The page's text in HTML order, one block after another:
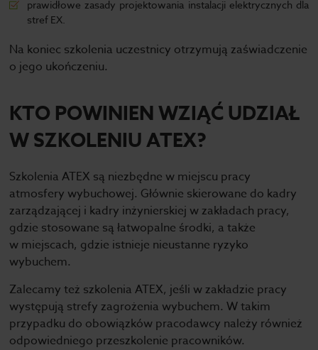
prawidłowe zasady projektowania instalacji elektrycznych dla
stref EX.
Na koniec szkolenia uczestnicy otrzymują zaświadczenie
o jego ukończeniu.
KTO POWINIEN WZIĄĆ UDZIAŁ
W SZKOLENIU ATEX?
Szkolenia ATEX są niezbędne w miejscu pracy
atmosfery wybuchowej. Głównie skierowane do kadry
zarządzającej i kadry inżynierskiej w zakładach pracy,
gdzie stosowane są łatwopalne środki, a także
w miejscach, gdzie istnieje nieustanne ryzyko
wybuchem.
Zalecamy też szkolenia ATEX, jeśli w zakładzie pracy
występują strefy zagrożenia wybuchem. W takim
przypadku do obowiązków pracodawcy należy również
odpowiedniego przeszkolenie pracowników.